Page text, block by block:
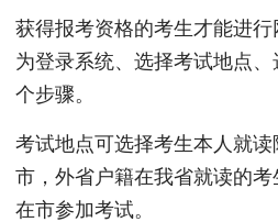
获得报考资格的考生才能进
为登录系统、选择考试地点
个步骤。
考试地点可选择考生本人就
市，外省户籍在我省就读的
在市参加考试。